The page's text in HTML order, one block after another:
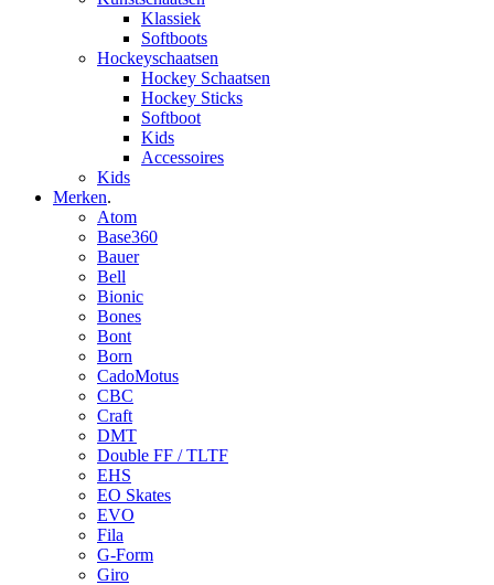
Klassiek
Softboots
Hockeyschaatsen
Hockey Schaatsen
Hockey Sticks
Softboot
Kids
Accessoires
Kids
Merken.
Atom
Base360
Bauer
Bell
Bionic
Bones
Bont
Born
CadoMotus
CBC
Craft
DMT
Double FF / TLTF
EHS
EO Skates
EVO
Fila
G-Form
Giro